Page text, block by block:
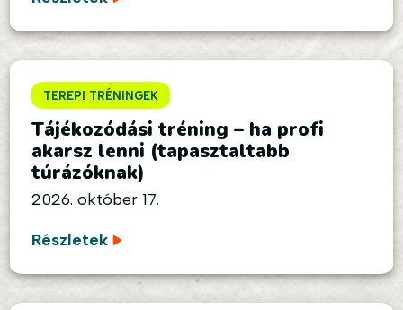
TEREPI TRÉNINGEK
Tájékozódási tréning – ha profi
akarsz lenni (tapasztaltabb
túrázóknak)
2026. október 17.
Részletek